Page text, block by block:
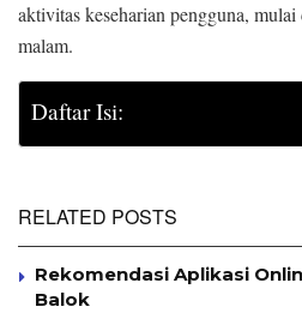
aktivitas keseharian pengguna,
malam.
Daftar Isi:
RELATED POSTS
Rekomendasi Aplikasi
Balok